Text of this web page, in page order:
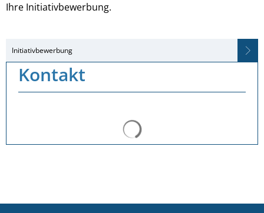
Ihre Initiativbewerbung.
Initiativbewerbung
Kontakt